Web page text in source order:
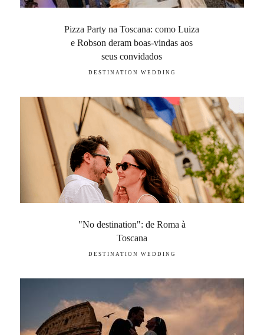
Pizza Party na Toscana: como Luiza
e Robson deram boas-vindas aos
seus convidados
DESTINATION WEDDING
"No destination": de Roma à
Toscana
DESTINATION WEDDING